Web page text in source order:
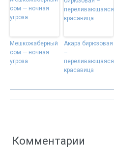
Мешкожаберный
сом — ночная
угроза
Акара бирюзовая
–
переливающаяся
красавица
Комментарии